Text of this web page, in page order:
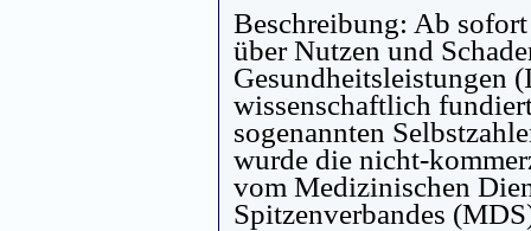
Beschreibung: Ab
über Nutzen und
Gesundheitsleistungen
wissenschaftlich
sogenannten
wurde die nicht-
vom Medizinischen
Spitzenverbandes